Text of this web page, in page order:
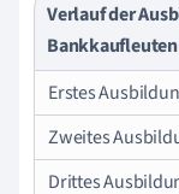
Verlauf der
Bankkaufleuten
Erstes
Zweites
Drittes